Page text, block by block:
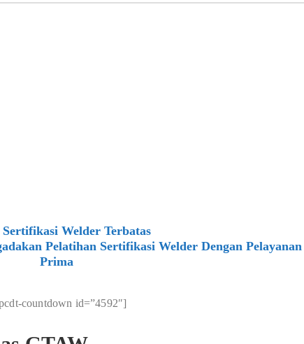
Welder Terbatas
Pelatihan Sertifikasi Welder Dengan Pelayanan
Prima
countdown id=”4592″]